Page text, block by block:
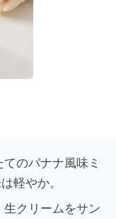
のバナナ風味ミ
軽やか。
クリームをサン